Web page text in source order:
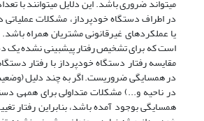
میتواند ضروری باشد. این دلایل می­توانند با
در اطراف دستگاه خودپرداز، مشکلات عملیاتی
یا عملکردهای غیرقانونی مشتریان همراه
است که برای تشخیص رفتار پیش­بینی نشده یک
مقایسه رفتار دستگاه­ خودپرداز با رفتار
در همسایگی ضروریست. اگر به چند دلیل
در ناحیه و...) مشکلات متداولی برای همه­ی
همسایگی بوجود آمده باشد، بنابراین رفتار